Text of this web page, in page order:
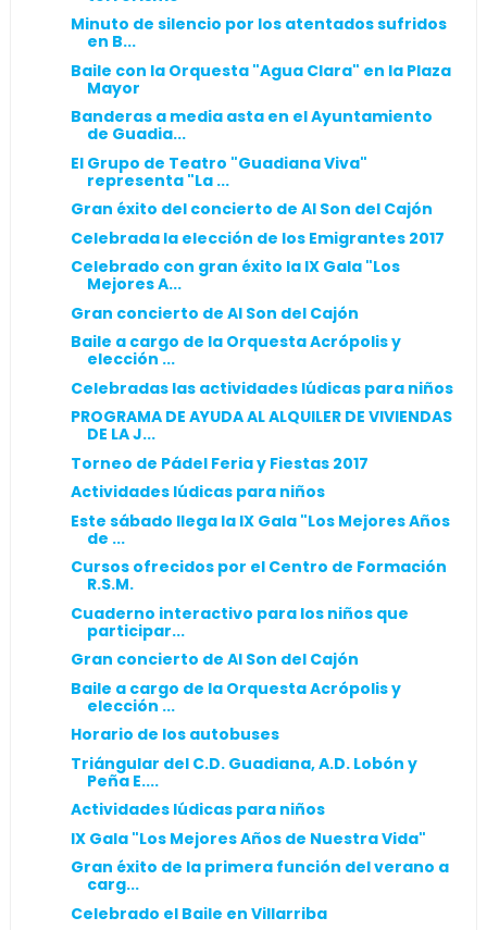
Minuto de silencio por los atentados sufridos
en B...
Baile con la Orquesta "Agua Clara" en la Plaza
Mayor
Banderas a media asta en el Ayuntamiento
de Guadia...
El Grupo de Teatro "Guadiana Viva"
representa "La ...
Gran éxito del concierto de Al Son del Cajón
Celebrada la elección de los Emigrantes 2017
Celebrado con gran éxito la IX Gala "Los
Mejores A...
Gran concierto de Al Son del Cajón
Baile a cargo de la Orquesta Acrópolis y
elección ...
Celebradas las actividades lúdicas para niños
PROGRAMA DE AYUDA AL ALQUILER DE VIVIENDAS
DE LA J...
Torneo de Pádel Feria y Fiestas 2017
Actividades lúdicas para niños
Este sábado llega la IX Gala "Los Mejores Años
de ...
Cursos ofrecidos por el Centro de Formación
R.S.M.
Cuaderno interactivo para los niños que
participar...
Gran concierto de Al Son del Cajón
Baile a cargo de la Orquesta Acrópolis y
elección ...
Horario de los autobuses
Triángular del C.D. Guadiana, A.D. Lobón y
Peña E....
Actividades lúdicas para niños
IX Gala "Los Mejores Años de Nuestra Vida"
Gran éxito de la primera función del verano a
carg...
Celebrado el Baile en Villarriba